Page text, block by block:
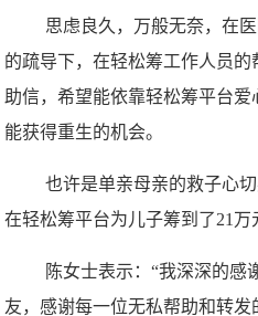
思虑良久，万般无奈，在
的疏导下，在轻松筹工作人员
助信，希望能依靠轻松筹平台
能获得重生的机会。
也许是单亲母亲的救子心
在轻松筹平台为儿子筹到了21万
陈女士表示：“我深深的感
友，感谢每一位无私帮助和转